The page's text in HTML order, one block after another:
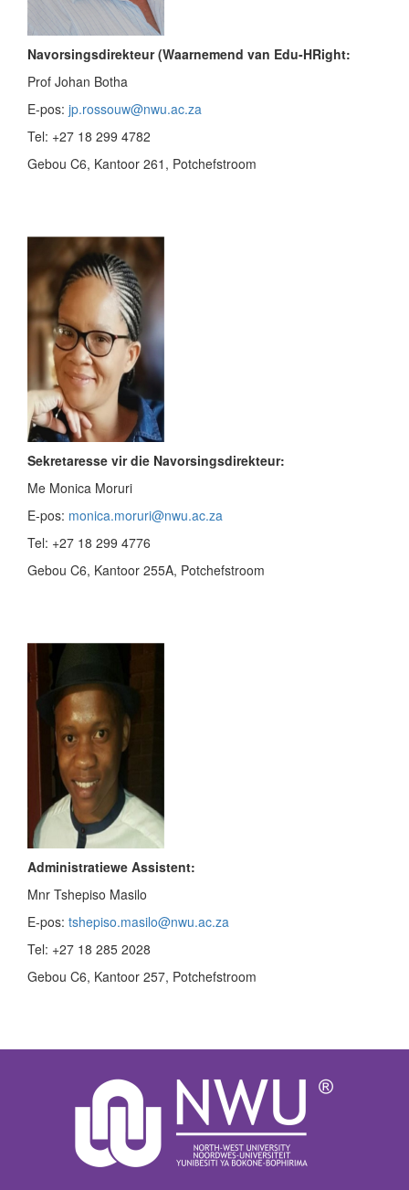
Navorsingsdirekteur (Waarnemend van Edu-HRight:
Prof Johan Botha
E-pos: jp.rossouw@nwu.ac.za
Tel: +27 18 299 4782
Gebou C6, Kantoor 261, Potchefstroom
Sekretaresse vir die Navorsingsdirekteur:
Me Monica Moruri
E-pos: monica.moruri@nwu.ac.za
Tel: +27 18 299 4776
Gebou C6, Kantoor 255A, Potchefstroom
Administratiewe Assistent:
Mnr Tshepiso Masilo
E-pos: tshepiso.masilo@nwu.ac.za
Tel: +27 18 285 2028
Gebou C6, Kantoor 257, Potchefstroom